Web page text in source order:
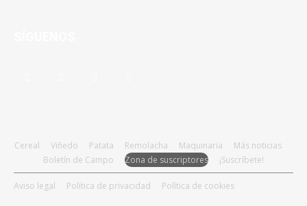
Aviso legal Política de privacidad Política de cookies
Cereal Viñedo Patata Remolacha Maquinaria
Más noticias
Boletín de Campo
Zona de suscriptores ¡Suscríbete!